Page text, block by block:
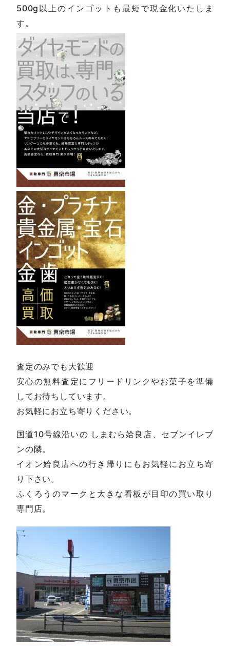
500g以上のインゴットも最短で現金化いたしま
す。
査定のみでも大歓迎
安心の無料査定にフリードリンクやお菓子を準備
してお待ちしています。
お気軽にお立ち寄りください。
国道10号線沿いの しまむら姶良店、セブンイレブ
ンの隣。
イオン姶良店への行き帰りにもお気軽にお立ち寄
り下さい。
ふくろうのマークと大きな看板が目印の買い取り
専門店。